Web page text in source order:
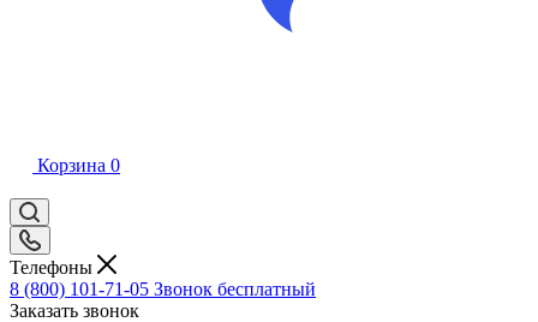
Корзина 0
Телефоны
8 (800) 101-71-05 Звонок бесплатный
Заказать звонок